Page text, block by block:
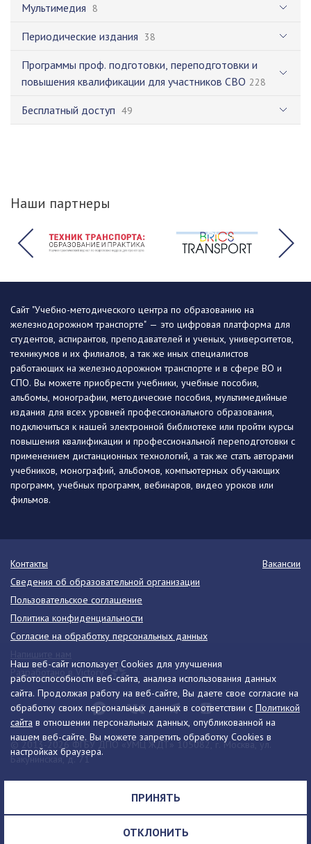
Мультимедия 8
Периодические издания 38
Программы проф. подготовки, переподготовки и
повышения квалификации для участников СВО 228
Бесплатный доступ 49
Наши партнеры
Наш веб-сайт использует Cookies для улучшения
работоспособности веб-сайта, анализа использования данных
сайта. Продолжая работу на веб-сайте, Вы даете свое согласие на
обработку своих персональных данных в соответствии с Политикой
сайта в отношении персональных данных, опубликованной на
нашем веб-сайте. Вы можете запретить обработку Cookies в
настройках браузера.
ПРИНЯТЬ
ОТКЛОНИТЬ
Сайт "Учебно-методического центра по образованию на
железнодорожном транспорте" — это цифровая платформа для
студентов, аспирантов, преподавателей и ученых, университетов,
техникумов и их филиалов, а так же иных специалистов
работающих на железнодорожном транспорте и в сфере ВО и
СПО. Вы можете приобрести учебники, учебные пособия,
альбомы, монографии, методические пособия, мультимедийные
издания для всех уровней профессионального образования,
подключиться к нашей электронной библиотеке или пройти курсы
повышения квалификации и профессиональной переподготовки с
применением дистанционных технологий, а так же стать авторами
учебников, монографий, альбомов, компьютерных обучающих
программ, учебных программ, вебинаров, видео уроков или
фильмов.
© 2013-2026 ФГБУ ДПО «УМЦ ЖДТ» 105082, г. Москва, ул.
Бакунинская, д. 71
Телефон:8 (495) 739-00-30 info@umczdt.ru
схема проезда
Контакты
Вакансии
Сведения об образовательной организации
Пользовательское соглашение
Политика конфиденциальности
Согласие на обработку персональных данных
Разработано в Victory